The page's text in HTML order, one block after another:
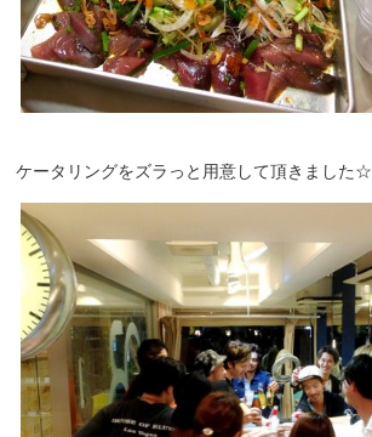
ケータリングをズラっと用意して頂きました☆